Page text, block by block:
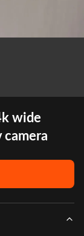
wide
camera